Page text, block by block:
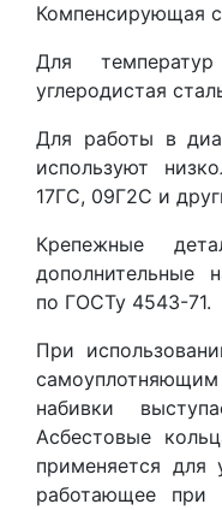
Компенсирующая
Для
углеродистая
Для работы в
используют
17ГС, 09Г2С и
Крепежные
дополнительные
по ГОСТу 4543-71.
При
набивки
Асбестовые
применяется для
работающее при